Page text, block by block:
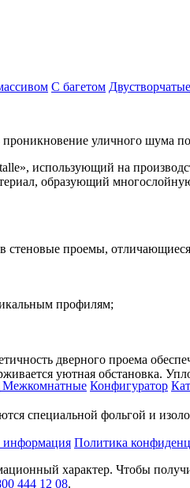
С багетом Двустворчатые
уличного шума
использующий на
образующий
стеновые проемы,
профилям;
дверного проема
уютная обстановка.
специальной фольгой и
Межкомнатные Конфигуратор
Политика
характер. Чтобы
444 12 08.